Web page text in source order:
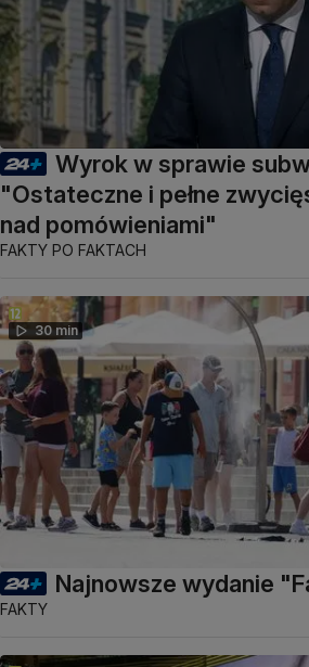
Wyrok w sprawie
"Ostateczne i pełne
nad pomówieniami"
FAKTY PO FAKTACH
30 min
Najnowsze wydanie
FAKTY